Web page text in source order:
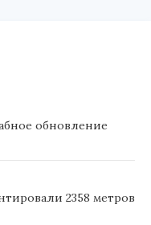
обновление
2358 метров